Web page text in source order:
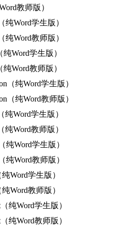
教师版）
Word学生版）
Word教师版）
Word学生版）
Word教师版）
纯Word学生版）
纯Word教师版）
Word学生版）
Word教师版）
Word学生版）
Word教师版）
Word学生版）
Word教师版）
纯Word学生版）
纯Word教师版）